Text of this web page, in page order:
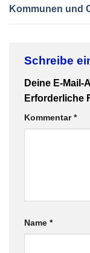
Kommunen und
Schreibe
Deine E-
Erforderliche
Kommentar*
Name *